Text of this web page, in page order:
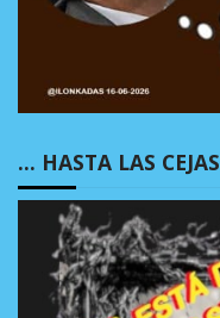
… HASTA LAS CEJAS